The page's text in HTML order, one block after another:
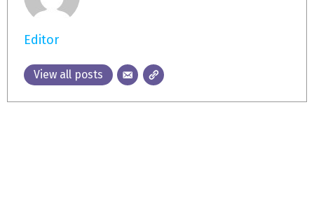
Editor
View all posts